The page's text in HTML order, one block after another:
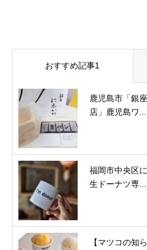
おすすめ記事1
鹿児島市「銀
店」鹿児島ワ...
福岡市中央区
生ドーナツ専...
【マツコの知